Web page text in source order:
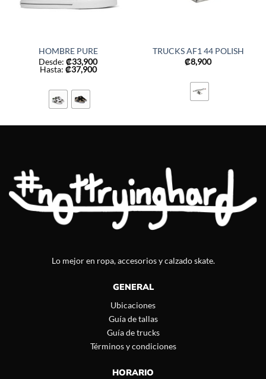
HOMBRE PURE
Desde: ₡33,900
Hasta: ₡37,900
TRUCKS AF1 44 POLISH
₡8,900
Lo mejor en ropa, accesorios y calzado skate.
GENERAL
Ubicaciones
Guía de tallas
Guía de trucks
Términos y condiciones
HORARIO